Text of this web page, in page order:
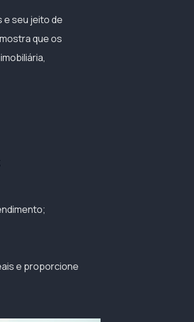
e seu jeito de
que os
e proporcione